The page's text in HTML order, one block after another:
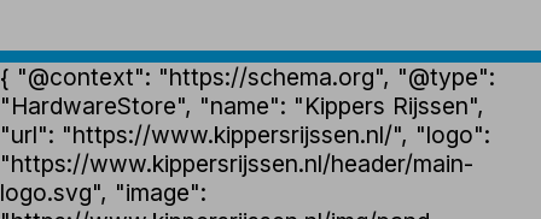
{ "@context": "https://schema.org", "@type":
"HardwareStore", "name": "Kippers Rijssen",
"url": "https://www.kippersrijssen.nl/", "logo":
"https://www.kippersrijssen.nl/header/main-
logo.svg", "image":